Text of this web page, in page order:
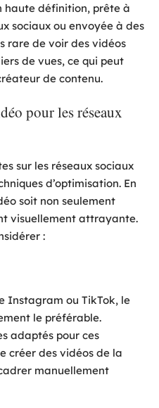
haute définition, prête à
sociaux ou envoyée à des
rare de voir des vidéos
de vues, ce qui peut
de contenu.
pour les réseaux
sur les réseaux sociaux
d’optimisation. En
soit non seulement
visuellement attrayante.
:
Instagram ou TikTok, le
le préférable.
adaptés pour ces
créer des vidéos de la
manuellement